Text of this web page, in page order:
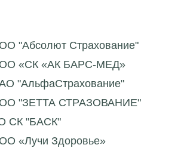
"Абсолют Страхование"
«СК «АК БАРС-МЕД»
"АльфаСтрахование"
"ЗЕТТА СТРАЗОВАНИЕ"
СК "БАСК"
«Лучи Здоровье»